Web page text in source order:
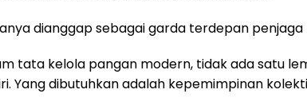
dianggap sebagai garda terdepan
tata kelola pangan modern, tidak ada satu
Yang dibutuhkan adalah kepemimpinan